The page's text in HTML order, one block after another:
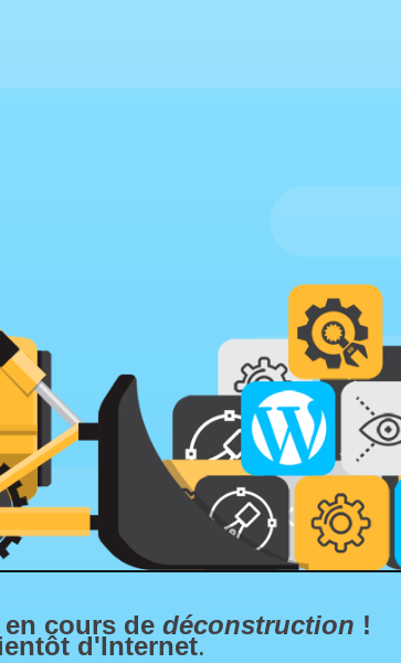
cours de déconstruction !
d'Internet.